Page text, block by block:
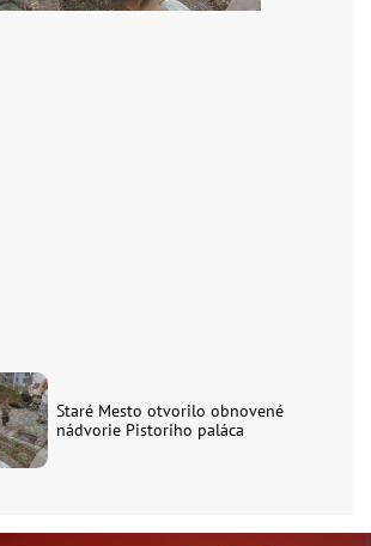
Staré Mesto otvorilo obnovené
nádvorie Pistoriho paláca